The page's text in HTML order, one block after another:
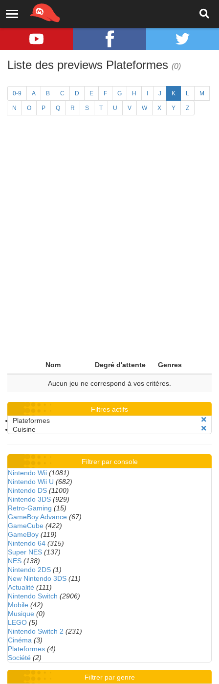
Liste des previews Plateformes (0)
0-9 A B C D E F G H J K L M
N O P Q R S T U V W X Y Z
Nom Degré d'attente Genres
Aucun jeu ne correspond à vos critères.
Filtres actifs
Plateformes
Cuisine
Filtrer par console
Nintendo Wii (1081)
Nintendo Wii U (682)
Nintendo DS (1100)
Nintendo 3DS (929)
Retro-Gaming (15)
GameBoy Advance (67)
GameCube (422)
GameBoy (119)
Nintendo 64 (315)
Super NES (137)
NES (138)
Nintendo 2DS (1)
New Nintendo 3DS (11)
Actualité (111)
Nintendo Switch (2906)
Mobile (42)
Musique (0)
LEGO (5)
Nintendo Switch 2 (231)
Cinéma (3)
Plateformes (4)
Société (2)
Filtrer par genre